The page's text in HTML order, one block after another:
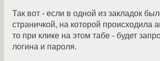
Так вот - если в одной из закладок
страничкой, на которой происходила
то при клике на этом табе - будет
логина и пароля.